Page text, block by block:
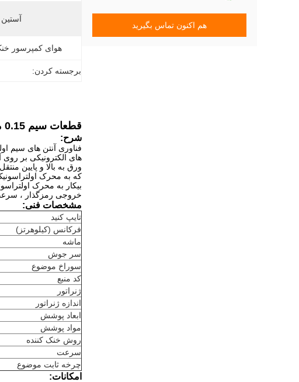
هم اکنون تماس بگیرید
هوای کمپرسور
برجسته کردن:
قطعات سیم 0.15 میلی متر مس به ورق پلاستیک توسط قطعات آنتن التراسونیک فرکانس 70 کیلوهرتز
شرح:
فناوری آنتن های سیم
های الکترونیکی بر
ورق به بالا و پایین
که به محرک
بیکار به محرک
خروجی رمزگذار ،
مشخصات فنی:
تایپ کنید
فرکانس (کیلوهرتز)
ماشه
سر جوش
سوراخ موضوع
کد منبع
ژنراتور
اندازه ژنراتور
ابعاد پوشش
مواد پوشش
روش خنک کننده
سرعت
چرخه ثابت موضوع
امکانات: